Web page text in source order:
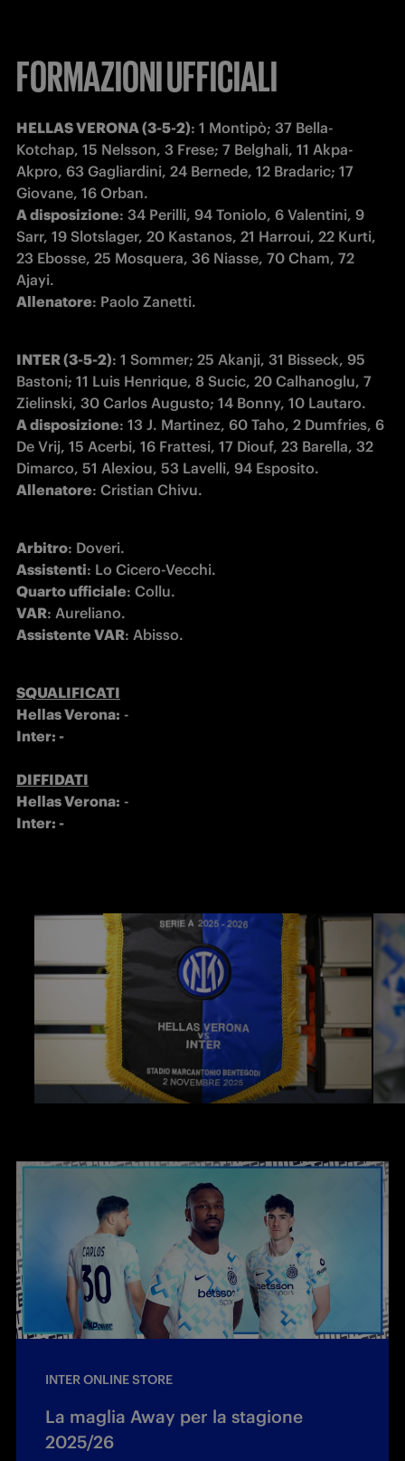
FORMAZIONI UFFICIALI
HELLAS VERONA (3-5-2): 1 Montipò; 37 Bella-
Kotchap, 15 Nelsson, 3 Frese; 7 Belghali, 11 Akpa-
Akpro, 63 Gagliardini, 24 Bernede, 12 Bradaric; 17
A disposizione: 34 Perilli, 94 Toniolo, 6 Valentini, 9
Sarr, 19 Slotslager, 20 Kastanos, 21 Harroui, 22 Kurti,
23 Ebosse, 25 Mosquera, 36 Niasse, 70 Cham, 72
Allenatore: Paolo Zanetti.
INTER (3-5-2): 1 Sommer; 25 Akanji, 31 Bisseck, 95
Bastoni; 11 Luis Henrique, 8 Sucic, 20 Calhanoglu, 7
A disposizione: 13 J. Martinez, 60 Taho, 2 Dumfries, 6
De Vrij, 15 Acerbi, 16 Frattesi, 17 Diouf, 23 Barella, 32
Allenatore: Cristian Chivu.
Arbitro
Assistenti
Quarto ufficiale
VAR
Assistente VAR: Abisso.
SQUALIFICATI
Hellas Verona:
Inter: -
DIFFIDATI
Hellas Verona:
Inter: -
INTER ONLINE STORE
La maglia Away per la stagione
2025/26